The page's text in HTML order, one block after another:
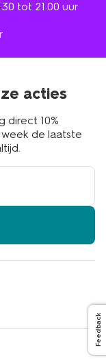
tot 21.00 uur
acties
direct 10%
de laatste
Feedback